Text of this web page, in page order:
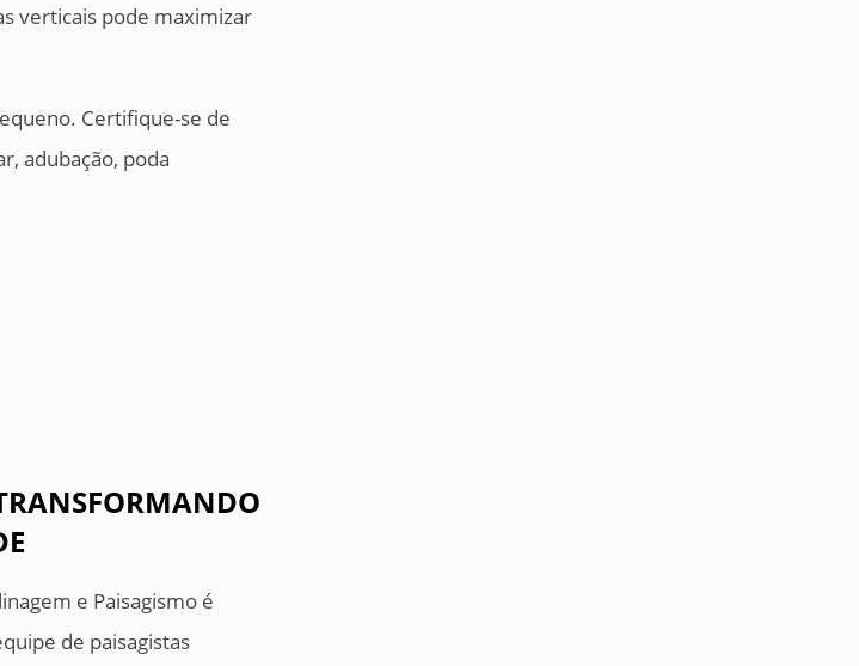
verticais pode maximizar
Certifique-se de
adubação, poda
e Paisagismo é
de paisagistas